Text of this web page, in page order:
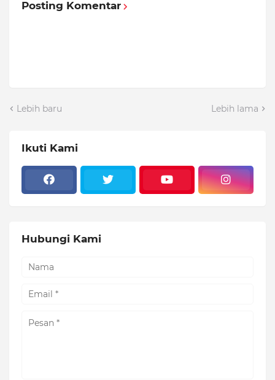
Posting Komentar
Lebih baru Lebih lama
Ikuti Kami
Hubungi Kami